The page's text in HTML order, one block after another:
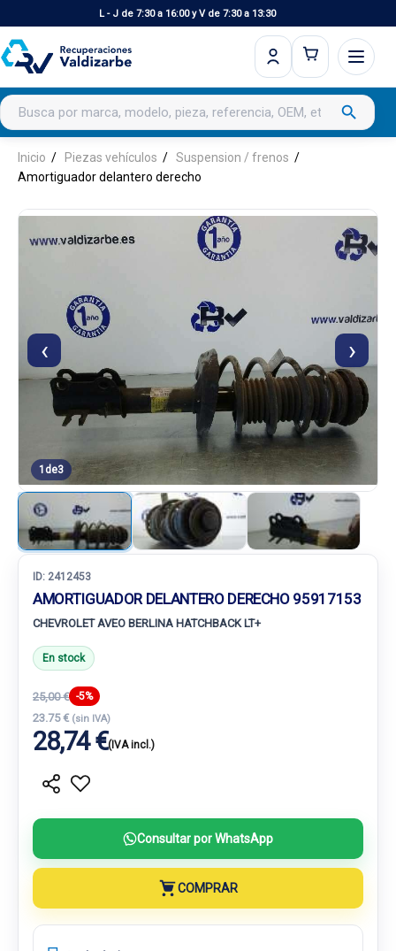
L - J de 7:30 a 16:00 y V de 7:30 a 13:30
Buscar productos search
Inicio Piezas vehículos
Suspension / frenos
Amortiguador delantero derecho
‹ ›
1 de3
ID: 2412453
AMORTIGUADOR DELANTERO DERECHO 95917153
CHEVROLET AVEO BERLINA HATCHBACK LT+
En stock
25,00 € -5%
23.75 € (sin IVA)
28,74 €(IVA incl.)
Consultar por WhatsApp
COMPRAR